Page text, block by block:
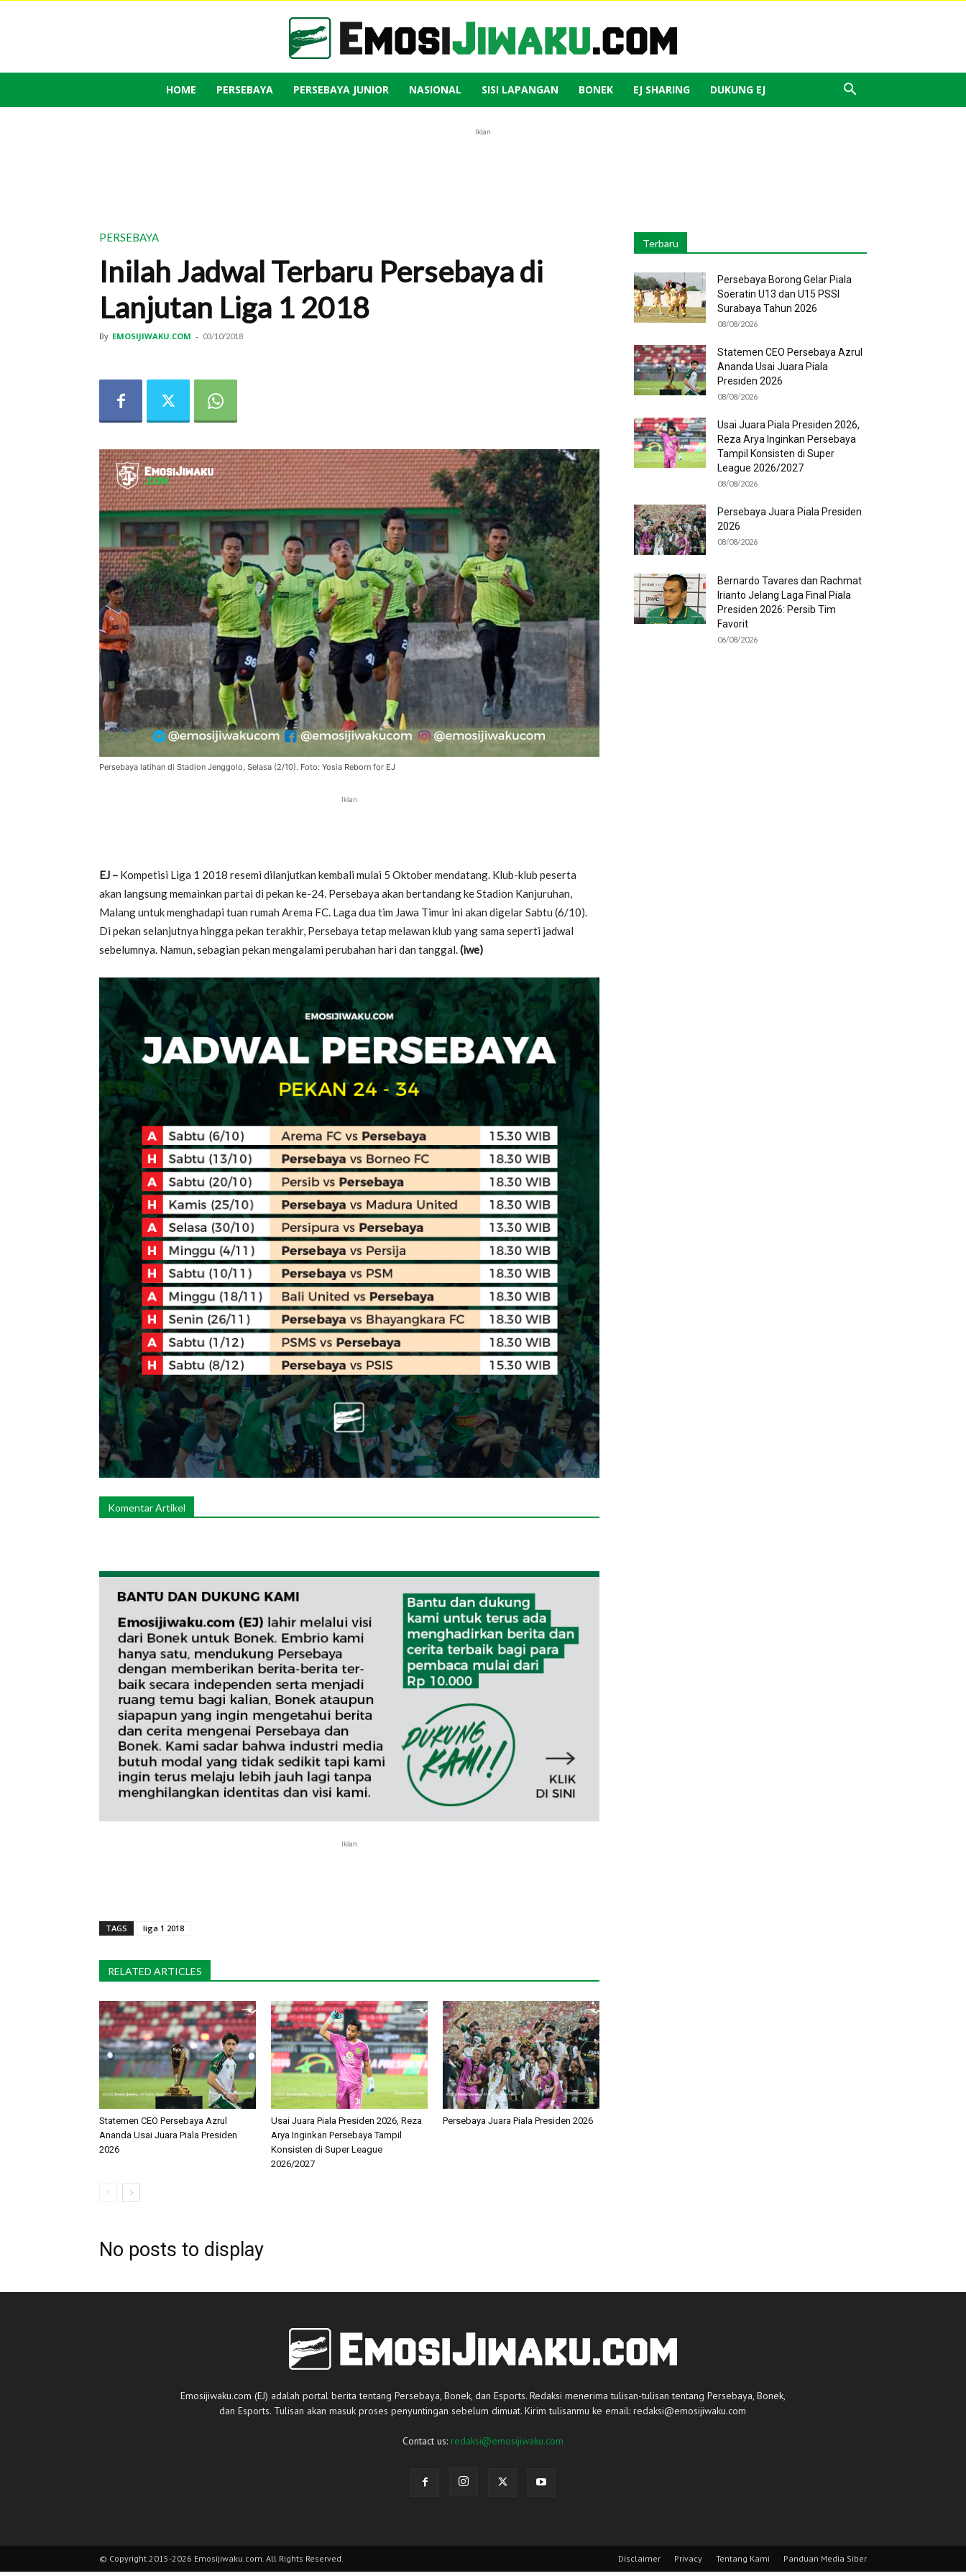
Emosi
HOME PERSEBAYA PERSEBAYA JUNIOR NASIONAL SISI LAPANGAN BONEK EJ SHARING DUKUNG EJ
Iklan
PERSEBAYA
Inilah Jadwal Terbaru Persebaya di
Lanjutan Liga 1 2018
By EMOSIJIWAKU.COM - 03/10/2018
Persebaya latihan di Stadion Jenggolo, Selasa (2/10). Foto: Yosia Reborn for EJ
Iklan
EJ – Kompetisi Liga 1 2018 resemi dilanjutkan kembali mulai 5 Oktober mendatang. Klub-klub peserta
akan langsung memainkan partai di pekan ke-24. Persebaya akan bertandang ke Stadion Kanjuruhan,
Malang untuk menghadapi tuan rumah Arema FC. Laga dua tim Jawa Timur ini akan digelar Sabtu (6/10).
Di pekan selanjutnya hingga pekan terakhir, Persebaya tetap melawan klub yang sama seperti jadwal
sebelumnya. Namun, sebagian pekan mengalami perubahan hari dan tanggal.(iwe)
Komentar Artikel
Iklan
TAGS liga 1 2018
RELATED ARTICLES
Statemen CEO Persebaya Azrul
Ananda Usai Juara Piala Presiden
2026
Usai Juara Piala Presiden 2026, Reza
Arya Inginkan Persebaya Tampil
Konsisten di Super League
2026/2027
Persebaya Juara Piala Presiden 2026
No posts to display
Terbaru
Persebaya Borong Gelar Piala
Soeratin U13 dan U15 PSSI
Surabaya Tahun 2026
08/08/2026
Statemen CEO Persebaya Azrul
Ananda Usai Juara Piala
Presiden 2026
08/08/2026
Usai Juara Piala Presiden 2026,
Reza Arya Inginkan Persebaya
Tampil Konsisten di Super
League 2026/2027
08/08/2026
Persebaya Juara Piala Presiden
2026
08/08/2026
Bernardo Tavares dan Rachmat
Irianto Jelang Laga Final Piala
Presiden 2026: Persib Tim
Favorit
06/08/2026
Emosijiwaku.com (EJ) adalah portal berita tentang Persebaya, Bonek, dan Esports. Redaksi menerima tulisan-tulisan tentang Persebaya, Bonek,
dan Esports. Tulisan akan masuk proses penyuntingan sebelum dimuat. Kirim tulisanmu ke email:redaksi@emosijiwaku.com
Contact us: redaksi@emosijiwaku.com
Disclaimer Privacy Tentang Kami Panduan Media Siber
© Copyright 2015-2026 Emosijiwaku.com. All Rights Reserved.